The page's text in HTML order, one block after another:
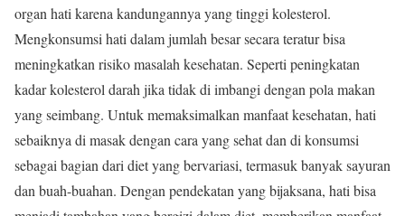
organ hati karena kandungannya yang tinggi kolesterol.
Mengkonsumsi hati dalam jumlah besar secara teratur bisa
meningkatkan risiko masalah kesehatan. Seperti peningkatan
kadar kolesterol darah jika tidak di imbangi dengan pola makan
yang seimbang. Untuk memaksimalkan manfaat kesehatan, hati
sebaiknya di masak dengan cara yang sehat dan di konsumsi
sebagai bagian dari diet yang bervariasi, termasuk banyak sayuran
dan buah-buahan. Dengan pendekatan yang bijaksana, hati bisa